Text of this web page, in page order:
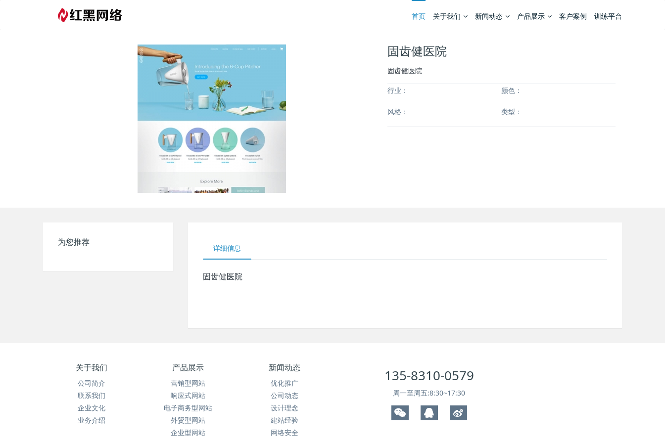
首页 关于我们 新闻动态 产品展示 客户案例 训练平台
固齿健医院
固齿健医院
行业： 颜色：
风格： 类型：
详细信息
固齿健医院
为您推荐
关于我们
公司简介
联系我们
企业文化
业务介绍
产品展示
营销型网站
响应式网站
电子商务型网站
外贸型网站
企业型网站
新闻动态
优化推广
公司动态
设计理念
建站经验
网络安全
135-8310-0579
周一至周五:8:30~17:30